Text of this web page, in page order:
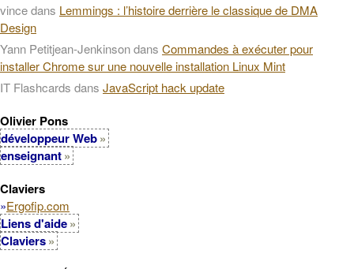
vincedans Lemmings : l’histoire derrière le classique de DMA
Design
Yann Petitjean-Jenkinsondans Commandes à exécuter pour
installer Chrome sur une nouvelle installation Linux Mint
IT Flashcards dans JavaScript hack update
Olivier Pons
développeur Web
enseignant
Claviers
»Ergofip.com
Liens d'aide
Claviers